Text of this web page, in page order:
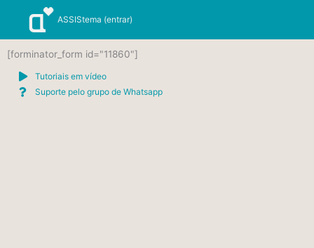
o
conteúdo
ASSIStema (entrar)
[forminator_form id="11860"]
Tutoriais em vídeo
Suporte pelo grupo de Whatsapp